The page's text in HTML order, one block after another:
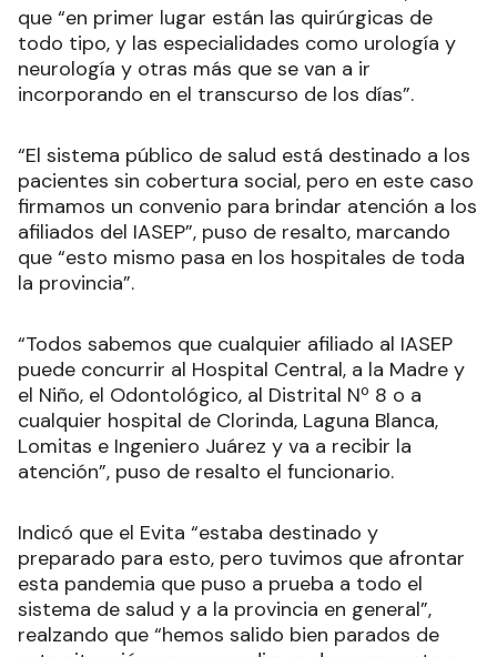
que “en primer lugar están las quirúrgicas de
todo tipo, y las especialidades como urología y
neurología y otras más que se van a ir
incorporando en el transcurso de los días”.
“El sistema público de salud está destinado a los
pacientes sin cobertura social, pero en este caso
firmamos un convenio para brindar atención a los
afiliados del IASEP”, puso de resalto, marcando
que “esto mismo pasa en los hospitales de toda
la provincia”.
“Todos sabemos que cualquier afiliado al IASEP
puede concurrir al Hospital Central, a la Madre y
el Niño, el Odontológico, al Distrital Nº 8 o a
cualquier hospital de Clorinda, Laguna Blanca,
Lomitas e Ingeniero Juárez y va a recibir la
atención”, puso de resalto el funcionario.
Indicó que el Evita “estaba destinado y
preparado para esto, pero tuvimos que afrontar
esta pandemia que puso a prueba a todo el
sistema de salud y a la provincia en general”,
realzando que “hemos salido bien parados de